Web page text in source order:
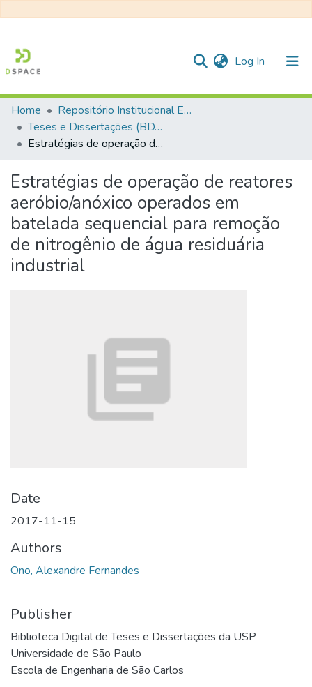
Log In (current)
Communities & Collections
All of DSpace
Statistics
Home
Repositório Institucional EESC
Teses e Dissertações (BDTD USP)
Estratégias de operação de reatores aeróbio/anóxico operados em batelada sequencial para remoção de nitrogênio de água residuária industrial
Estratégias de operação de reatores
aeróbio/anóxico operados em
batelada sequencial para remoção
de nitrogênio de água residuária
industrial
Date
2017-11-15
Authors
Ono, Alexandre Fernandes
Publisher
Biblioteca Digital de Teses e Dissertações da USP
Universidade de São Paulo
Escola de Engenharia de São Carlos